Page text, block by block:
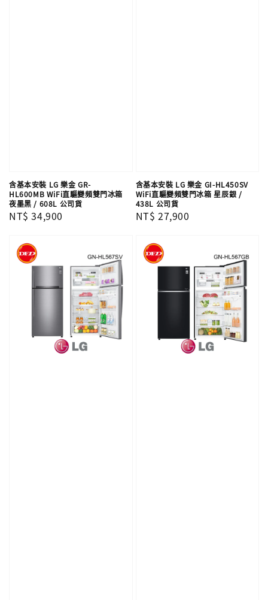
含基本安裝 LG 樂金 GR-
HL600MB WiFi直驅變頻雙門冰箱
夜墨黑 / 608L 公司貨
Regular
NT$ 34,900
含基本安裝 LG 樂金 GI-HL450SV
WiFi直驅變頻雙門冰箱 星辰銀 /
438L 公司貨
Regular
NT$ 27,900